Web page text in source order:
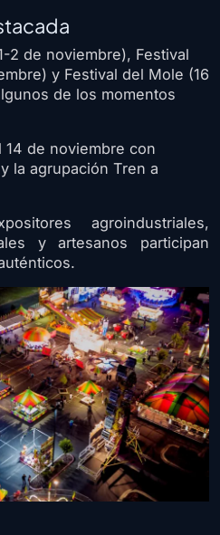
2 de noviembre), Festival
y Festival del Mole (16
de los momentos
14 de noviembre con
la agrupación Tren a
agroindustriales,
y artesanos participan